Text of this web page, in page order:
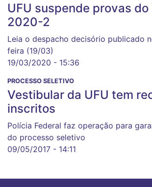
UFU suspende provas
2020-2
Leia o despacho decisório publicado
feira (19/03)
19/03/2020 - 15:36
PROCESSO SELETIVO
Vestibular da UFU tem
inscritos
Polícia Federal faz operação para
do processo seletivo
09/05/2017 - 14:11